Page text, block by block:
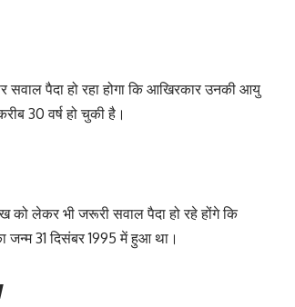
पैदा हो रहा होगा कि आखिरकार उनकी आयु
30 वर्ष हो चुकी है।
लेकर भी जरूरी सवाल पैदा हो रहे होंगे कि
31 दिसंबर 1995 में हुआ था।